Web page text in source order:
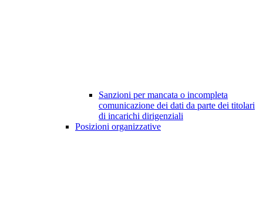
Sanzioni per mancata o incompleta
comunicazione dei dati da parte dei titolari
di incarichi dirigenziali
Posizioni organizzative